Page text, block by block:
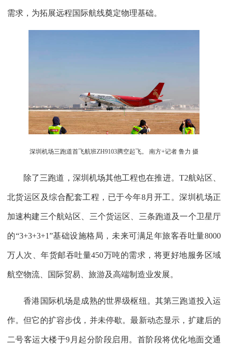
需求，为拓展远程国际航线奠定物理基础。
深圳机场三跑道首飞航班ZH9103腾空起飞。 南方+记者 鲁力 摄
除了三跑道，深圳机场其他工程也在推进。T2航站区、
北货运区及综合配套工程，已于今年8月开工。深圳机场正
加速构建三个航站区、三个货运区、三条跑道及一个卫星厅
的“3+3+3+1”基础设施格局，未来可满足年旅客吞吐量8000
万人次、年货邮吞吐量450万吨的需求，将更好地服务区域
航空物流、国际贸易、旅游及高端制造业发展。
香港国际机场是成熟的世界级枢纽。其第三跑道投入运
作。但它的扩容步伐，并未停歇。最新动态显示，扩建后的
二号客运大楼于9月起分阶段启用。首阶段将优化地面交通